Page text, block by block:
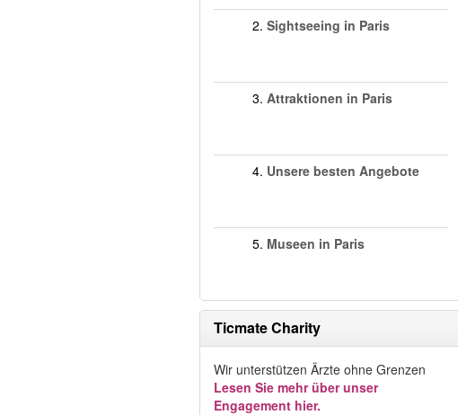
2. Sightseeing in Paris
3. Attraktionen in Paris
4. Unsere besten Angebote
5. Museen in Paris
Ticmate Charity
Wir unterstützen Ärzte ohne Grenzen
Lesen Sie mehr über unser
Engagement hier.